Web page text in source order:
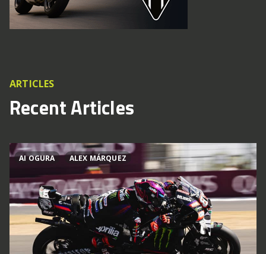
ARTICLES
Recent Articles
AI OGURA ALEX MÁRQUEZ